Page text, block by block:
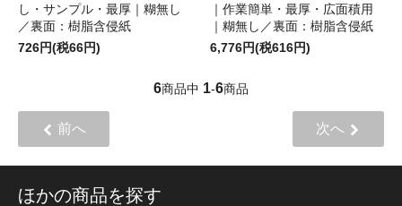
し・サンプル・最厚｜糊無し
／裏面：樹脂含侵紙
726円(税66円)
｜作業簡単・最厚・広面積用
｜糊無し／裏面：樹脂含侵紙
6,776円(税616円)
6商品中 1-6商品
前へ 次へ
ほかの商品を探す